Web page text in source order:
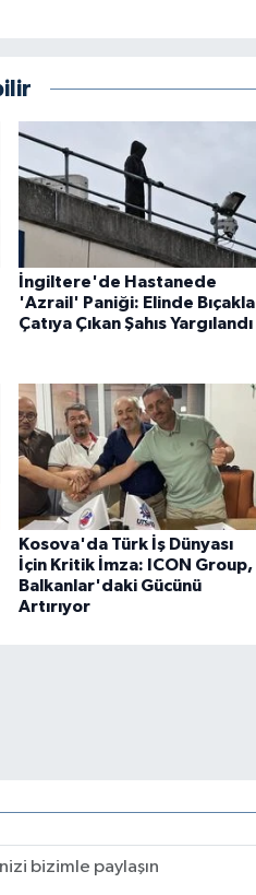
İngiltere'de Hastanede
'Azrail' Paniği: Elinde Bıçakla
Çatıya Çıkan Şahıs Yargılandı
Kosova'da Türk İş Dünyası
İçin Kritik İmza: ICON Group,
Balkanlar'daki Gücünü
Artırıyor